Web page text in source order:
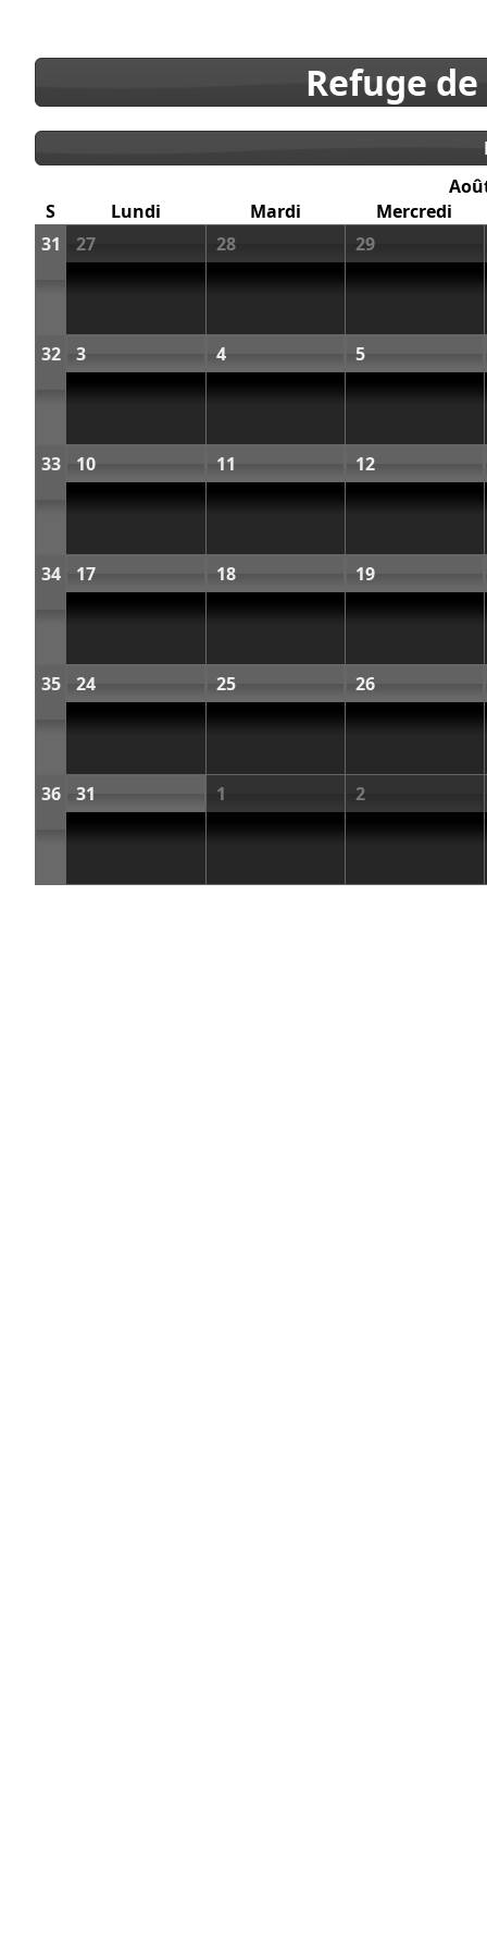
Refuge
S
Lundi Mardi
Mercredi
31
27 28 29
32 3 4 5
33 10 11 12
34 17 18 19
35 24 25 26
36 31 1 2